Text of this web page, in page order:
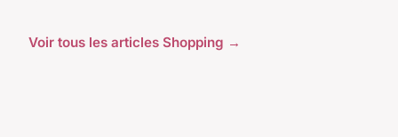
Voir tous les articles Shopping →